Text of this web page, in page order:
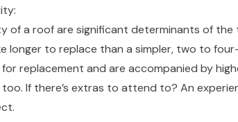
of a roof are significant determinants of
longer to replace than a simpler, two to
replacement and are accompanied by
If there’s extras to attend to? An